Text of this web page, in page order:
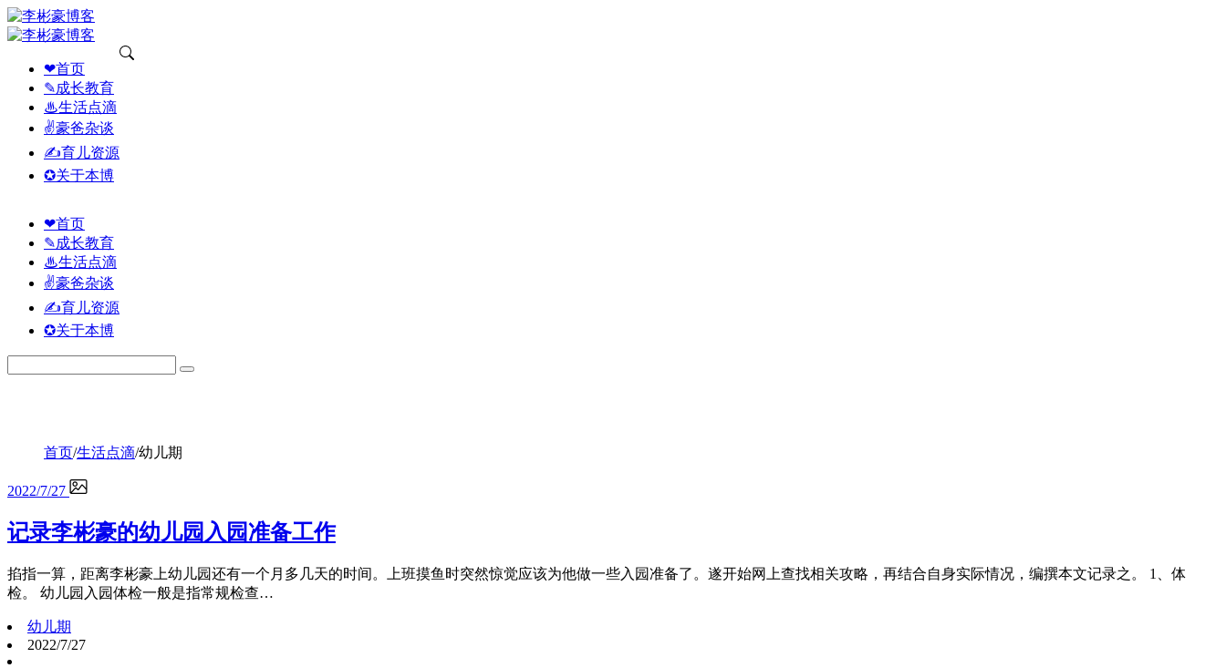
❤首页
✎成长教育
♨生活点滴
✌豪爸杂谈
✍育儿资源
✪关于本博
❤首页
✎成长教育
♨生活点滴
✌豪爸杂谈
✍育儿资源
✪关于本博
首页/生活点滴/幼儿期
2022/7/27
记录李彬豪的幼儿园入园准备工作
掐指一算，距离李彬豪上幼儿园还有一个月多几天的时间。上班摸鱼时突然惊觉应该为他做一些入园准备了。遂开始网上查找相关攻略，再结合自身实际情况，编撰本文记录之。 1、体
检。 幼儿园入园体检一般是指常规检查…
幼儿期
2022/7/27